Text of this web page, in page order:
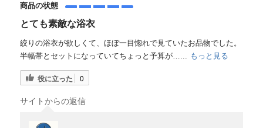
商品の状態
とても素敵な浴衣
絞りの浴衣が欲しくて、ほぼ一目惚れで見ていたお品物でした。
半幅帯とセットになっていてちょっと予算が…... もっと見る
役に立った 0
サイトからの返信